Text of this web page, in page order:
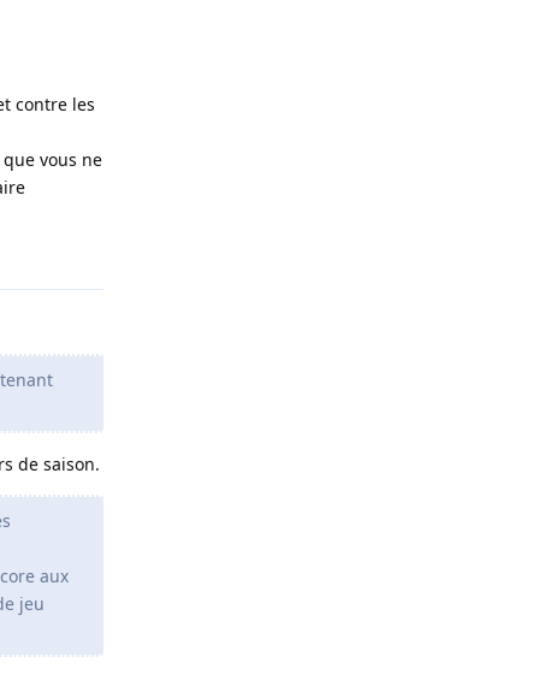
contre les
vous ne
de saison.
aux
jeu